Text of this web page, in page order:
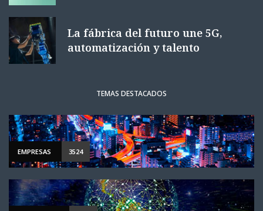
La fábrica del futuro une 5G,
automatización y talento
TEMAS DESTACADOS
EMPRESAS 3524